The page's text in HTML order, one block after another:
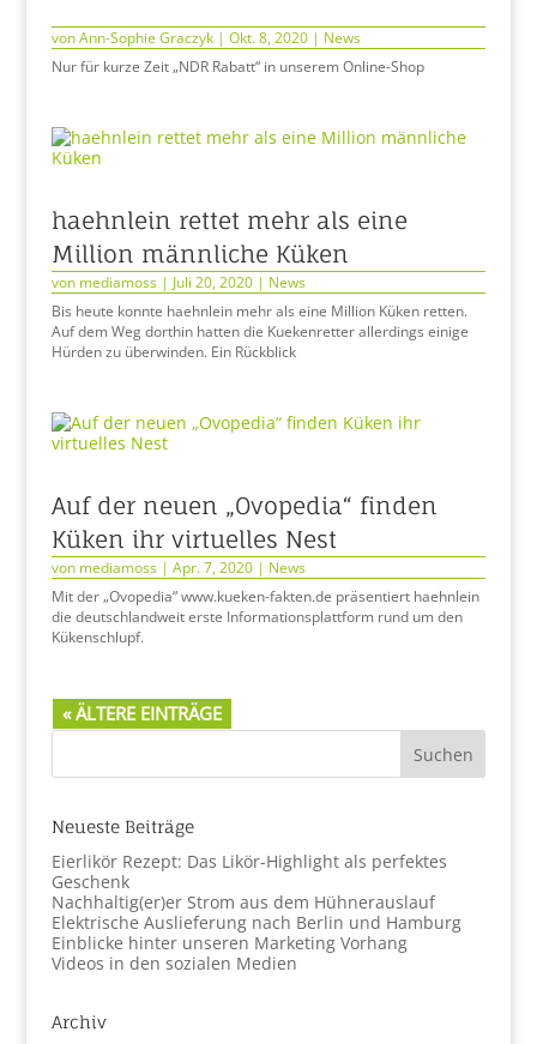
vonAnn-Sophie Graczyk| Okt. 8, 2020| News
Nur für kurze Zeit „NDR Rabatt“ in unserem Online-Shop
haehnlein rettet mehr als eine
Million männliche Küken
von mediamoss| Juli 20, 2020| News
Bis heute konnte haehnlein mehr als eine Million Küken retten.
Auf dem Weg dorthin hatten die Kuekenretter allerdings einige
Hürden zu überwinden. Ein Rückblick
Auf der neuen „Ovopedia“ finden
Küken ihr virtuelles Nest
von mediamoss| Apr. 7, 2020| News
Mit der „Ovopedia“ www.kueken-fakten.de präsentiert haehnlein
die deutschlandweit erste Informationsplattform rund um den
Kükenschlupf.
« ÄLTERE EINTRÄGE
Neueste Beiträge
Eierlikör Rezept: Das Likör-Highlight als perfektes
Geschenk
Nachhaltig(er)er Strom aus dem Hühnerauslauf
Elektrische Auslieferung nach Berlin und Hamburg
Einblicke hinter unseren Marketing Vorhang
Videos in den sozialen Medien
Archiv